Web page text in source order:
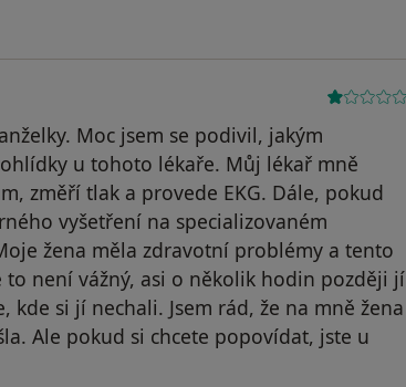
Moc jsem se podivil, jakým
u tohoto lékaře. Můj lékař mně
změří tlak a provede EKG. Dále, pokud
vyšetření na specializovaném
žena měla zdravotní problémy a tento
není vážný, asi o několik hodin později jí
kde si jí nechali. Jsem rád, že na mně žena
Ale pokud si chcete popovídat, jste u